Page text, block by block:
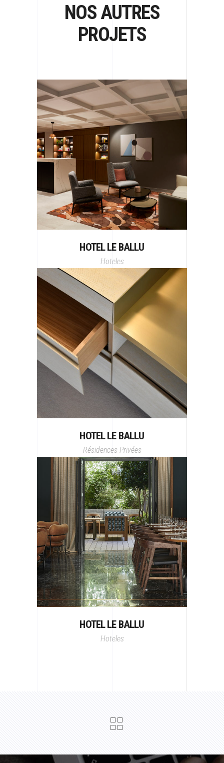
NOS AUTRES
PROJETS
HOTEL LE BALLU
Hoteles
HOTEL LE BALLU
Résidences Privées
HOTEL LE BALLU
Hoteles